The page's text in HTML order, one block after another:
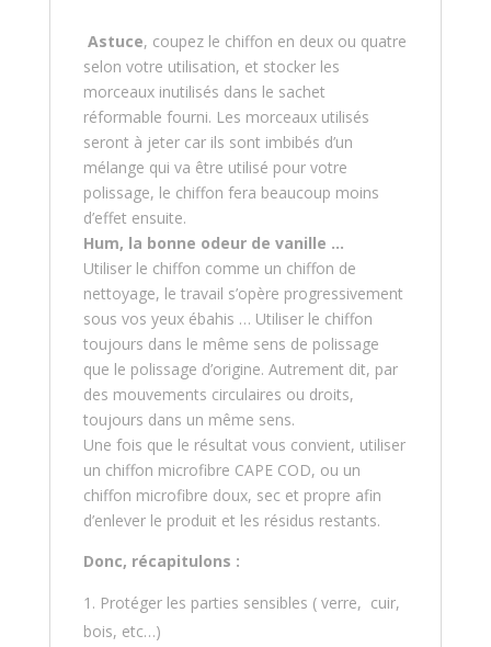
Astuce, coupez le chiffon en deux ou quatre
selon votre utilisation, et stocker les
morceaux inutilisés dans le sachet
réformable fourni. Les morceaux utilisés
seront à jeter car ils sont imbibés d’un
mélange qui va être utilisé pour votre
polissage, le chiffon fera beaucoup moins
d’effet ensuite.
Hum, la bonne odeur de vanille …
Utiliser le chiffon comme un chiffon de
nettoyage, le travail s’opère progressivement
sous vos yeux ébahis … Utiliser le chiffon
toujours dans le même sens de polissage
que le polissage d’origine. Autrement dit, par
des mouvements circulaires ou droits,
toujours dans un même sens.
Une fois que le résultat vous convient, utiliser
un chiffon microfibre CAPE COD, ou un
chiffon microfibre doux, sec et propre afin
d’enlever le produit et les résidus restants.
Donc, récapitulons :
Protéger les parties sensibles ( verre, cuir,
bois, etc…)